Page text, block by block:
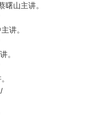
曙山主讲。
讲。
。